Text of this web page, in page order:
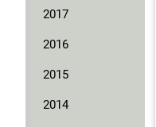
2017
2016
2015
2014